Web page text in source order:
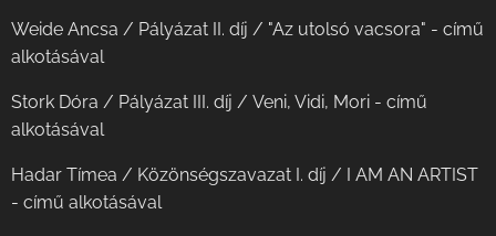
Weide Ancsa / Pályázat II. díj / "Az utolsó vacsora" - című
alkotásával
Stork Dóra / Pályázat III. díj / Veni, Vidi, Mori - című
alkotásával
Hadar Tímea / Közönségszavazat I. díj / I AM AN ARTIST
- című alkotásával